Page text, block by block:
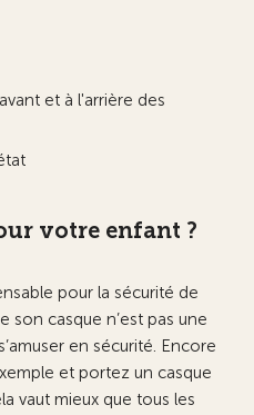
et à l'arrière des
votre enfant ?
pour la sécurité de
son casque n’est pas une
en sécurité. Encore
et portez un casque
vaut mieux que tous les